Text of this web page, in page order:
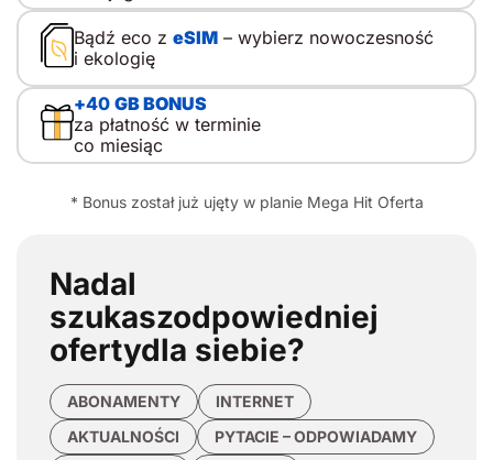
Bądź eco z eSIM– wybierz nowoczesność
i ekologię
+40 GB BONUS
za płatność w terminie
co miesiąc
* Bonus został już ujęty w planie Mega Hit Oferta
Nadal
szukaszodpowiedniej
ofertydla siebie?
ABONAMENTY
INTERNET
AKTUALNOŚCI
PYTACIE – ODPOWIADAMY